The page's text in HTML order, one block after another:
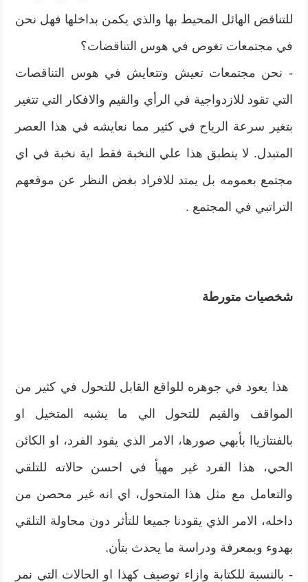
‬للتناقض الهائل المحيط بها والذي‮ ‬يكمن بداخلها فهل نحن
في مجتمعات تغوص في هوس‮ ‬التناقضات؟
‮- ‬نحن مجتمعات تعيش وتتعايش في هوس التناقصات
التي تقود للازدواجية في الرأي والقيم‮ ‬والافكار التي تتغير
بتغير سرعة الرياح في كثير مما نعايشه في هذا العصر
المتبدل‮. ‬لا‮ ‬ينطبق هذا علي النخبة فقط اية نخبة في اي
مجتمع بعمومه بل‮ ‬يمتد للافراد بغض النظر عن موقعهم
التراتبي في المجتمع‮ . ‬
شخصيات متورطة
‮ ‬هذا‮ ‬يعود في جوهره للواقع القابل للتحول في كثير من‮
‬المواقف والقيم للتحول الي ما‮ ‬يشبه المتخيل او
بالفنتازياا بأبهي صورها،‮ ‬الامر الذي‮ ‬يقود الفرد،‮ ‬او الكائن
الحي،‮ ‬هذا‮ ‬الفرد‮ ‬غير مهيأ في احسن حالاته للتلقي
والتعامل مع مثل هذا المتحول،‮ ‬اي انه‮ ‬غير محصن من
داخله،‮ ‬الامر الذي‮ ‬يقودنا جميعا للتأثر دون محاولة التلقي
بهدوء وبمعرفة ودراسة ما‮ ‬يحدث بتأن‮. ‬
‮- ‬بالنسبة للكتابة وازاء توصيف كهذا او الحالات التي نمر